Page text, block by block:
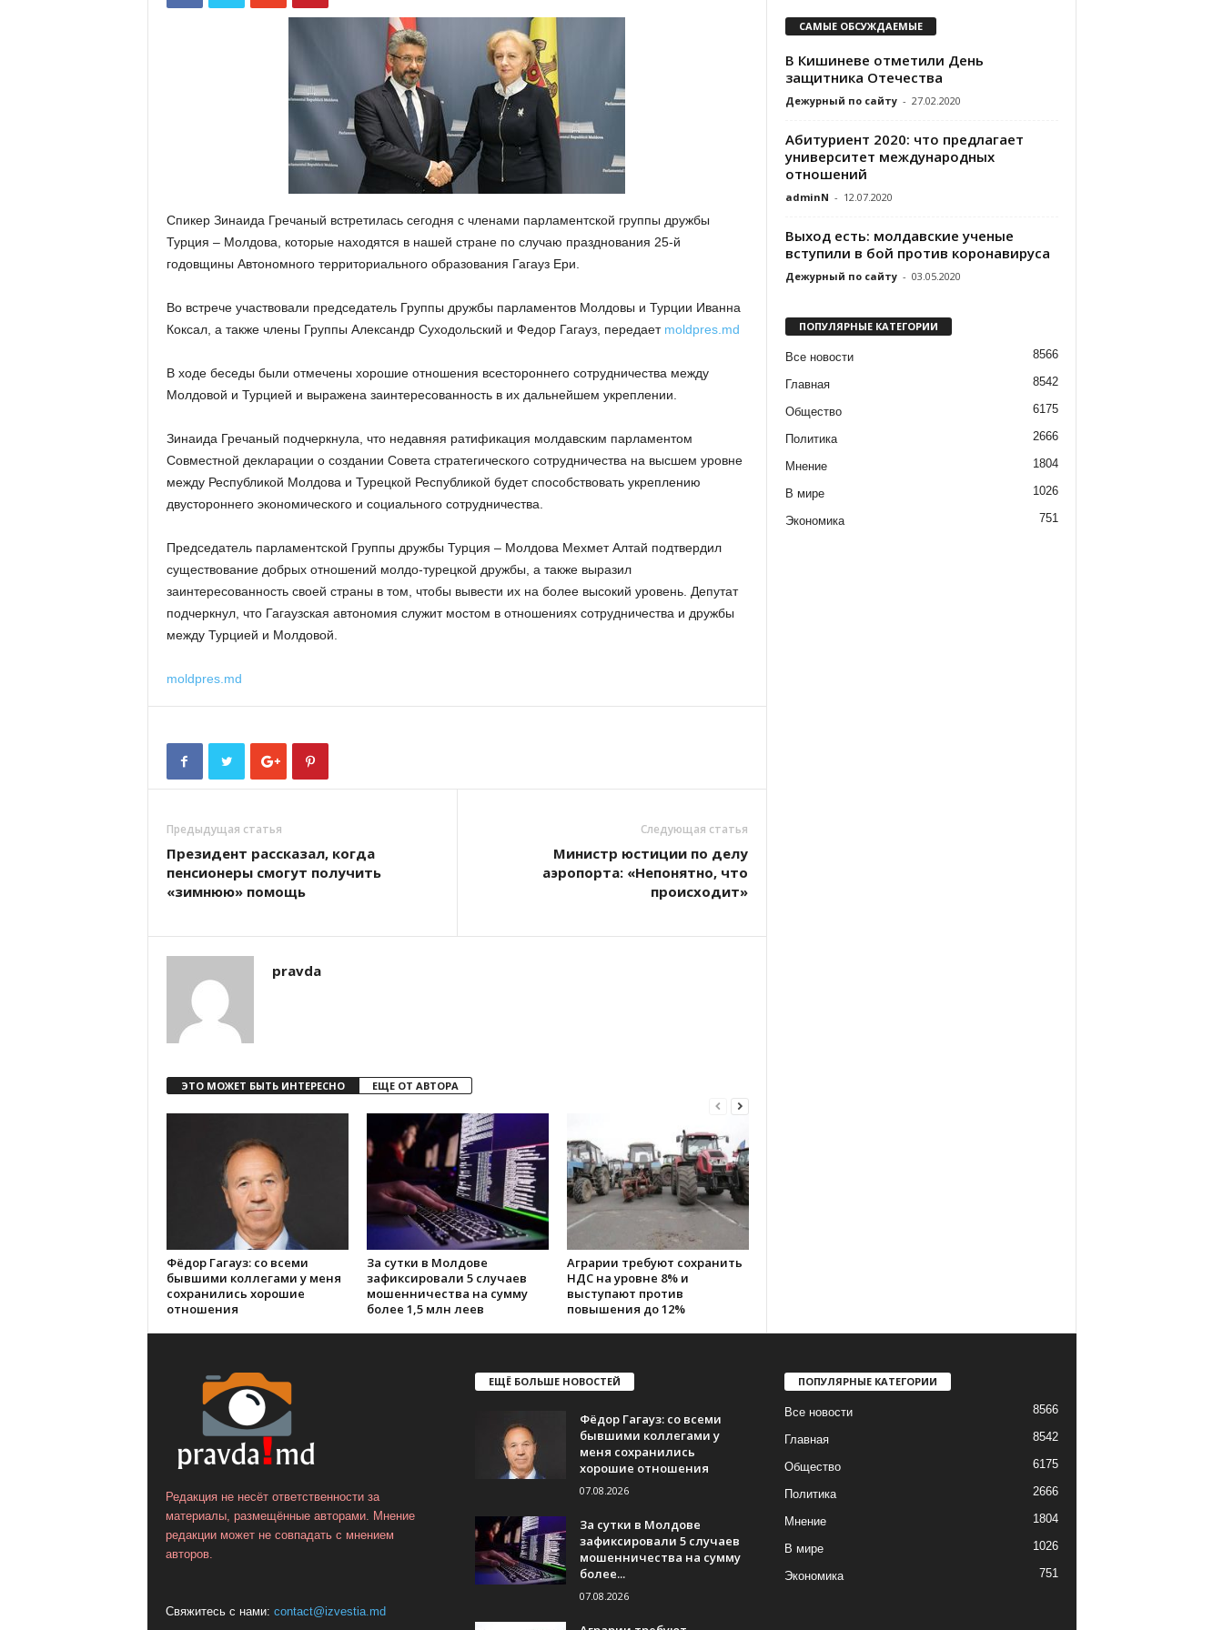
Спикер Зинаида Гречаный встретилась сегодня с членами парламентской группы дружбы
Турция – Молдова, которые находятся в нашей стране по случаю празднования 25-й
годовщины Автономного территориального образования Гагауз Ери.
Во встрече участвовали председатель Группы дружбы парламентов Молдовы и Турции Иванна
Коксал, а также члены Группы Александр Суходольский и Федор Гагауз, передает moldpres.md
В ходе беседы были отмечены хорошие отношения всестороннего сотрудничества между
Молдовой и Турцией и выражена заинтересованность в их дальнейшем укреплении.
Зинаида Гречаный подчеркнула, что недавняя ратификация молдавским парламентом
Совместной декларации о создании Совета стратегического сотрудничества на высшем уровне
между Республикой Молдова и Турецкой Республикой будет способствовать укреплению
двустороннего экономического и социального сотрудничества.
Председатель парламентской Группы дружбы Турция – Молдова Мехмет Алтай подтвердил
существование добрых отношений молдо-турецкой дружбы, а также выразил
заинтересованность своей страны в том, чтобы вывести их на более высокий уровень. Депутат
подчеркнул, что Гагаузская автономия служит мостом в отношениях сотрудничества и дружбы
между Турцией и Молдовой.
moldpres.md
Предыдущая статья
Президент рассказал, когда
пенсионеры смогут получить
«зимнюю» помощь
Следующая статья
Министр юстиции по делу
аэропорта: «Непонятно, что
происходит»
pravda
ЭТО МОЖЕТ БЫТЬ ИНТЕРЕСНО ЕЩЕ ОТ АВТОРА
Фёдор Гагауз: со всеми
бывшими коллегами у меня
сохранились хорошие
отношения
За сутки в Молдове
зафиксировали 5 случаев
мошенничества на сумму
более 1,5 млн леев
Аграрии требуют сохранить
НДС на уровне 8% и
выступают против
повышения до 12%
САМЫЕ ОБСУЖДАЕМЫЕ
В Кишиневе отметили День
защитника Отечества
Дежурный по сайту - 27.02.2020
Абитуриент 2020: что предлагает
университет международных
отношений
adminN - 12.07.2020
Выход есть: молдавские ученые
вступили в бой против коронавируса
Дежурный по сайту - 03.05.2020
ПОПУЛЯРНЫЕ КАТЕГОРИИ
Все новости 8566
Главная 8542
Общество 6175
Политика 2666
Мнение 1804
В мире 1026
Экономика 751
Редакция не несёт ответственности за
материалы, размещённые авторами. Мнение
редакции может не совпадать с мнением
авторов.
Свяжитесь с нами: contact@izvestia.md
ЕЩЁ БОЛЬШЕ НОВОСТЕЙ
Фёдор Гагауз: со всеми
бывшими коллегами у
меня сохранились
хорошие отношения
07.08.2026
За сутки в Молдове
зафиксировали 5 случаев
мошенничества на сумму
более...
07.08.2026
ПОПУЛЯРНЫЕ КАТЕГОРИИ
Все новости 8566
Главная 8542
Общество 6175
Политика 2666
Мнение 1804
В мире 1026
Экономика 751